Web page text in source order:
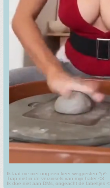
Ik laat me niet nog een keer wegpesten ^p^
Trap niet in de verzinsels van mijn hater <3
Ik doe niet aan DMs, ongeacht de fabeltjes